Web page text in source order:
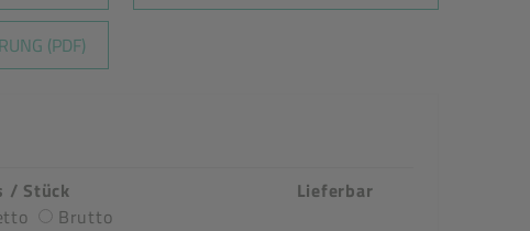
(PDF)
/ Stück
Brutto
Lieferbar